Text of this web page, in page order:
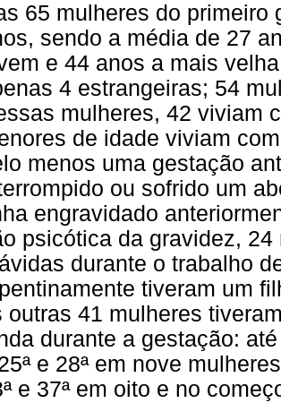
65 mulheres do primeiro
sendo a média de 27
e 44 anos a mais
4 estrangeiras; 54
mulheres, 42 viviam
de idade viviam
menos uma gestação
ou sofrido um
engravidado
psicótica da gravidez,
durante o trabalho
tiveram um
outras 41 mulheres
durante a gestação:
e 28ª em nove
e 37ª em oito e no